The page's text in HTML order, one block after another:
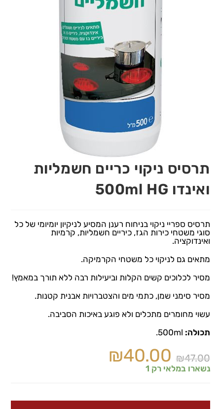
תרסיס ניקוי כריים חשמליות
ואינדו 500ml HG
תרסיס ספריי ניקוי בניחוח רענן המסיע לניקיון יומיומי של כל
סוגי משטחי כירות הגז, כיריים חשמליות, קרמיות
ואינדוקציה.
מתאים גם לניקוי כל משטחי הקרמיקה.
מסיר לכלוכים קשים הקלות וביעילות רבה ללא תורך במאמץ!
מסיר סימני שמן, כתמי מים והצטברויות אבנית קטנות.
עשוי מחומרים מתכלים ולא פוגע באיכות הסביבה.
תכולה: 500ml.
₪47.00
₪40.00
נשארו במלאי רק 1